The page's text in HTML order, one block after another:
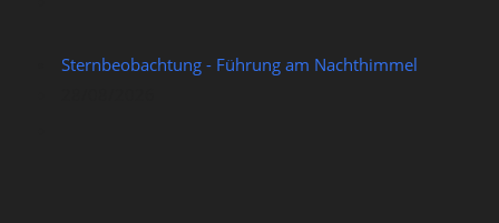
Sternbeobachtung - Führung am Nachthimmel